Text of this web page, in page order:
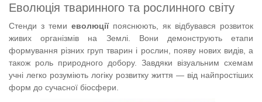
Еволюція тваринного та рослинного світу
Стенди з теми еволюціїпояснюють, як відбувався розвиток
живих організмів на Землі. Вони демонструють етапи
формування різних груп тварин і рослин, появу нових видів, а
також роль природного добору. Завдяки візуальним схемам
учні легко розуміють логіку розвитку життя — від найпростіших
форм до сучасної біосфери.